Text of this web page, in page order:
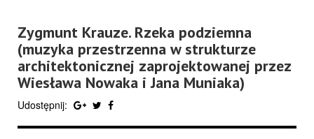
Zygmunt Krauze. Rzeka podziemna
(muzyka przestrzenna w strukturze
architektonicznej zaprojektowanej przez
Wiesława Nowaka i Jana Muniaka)
Udostępnij: